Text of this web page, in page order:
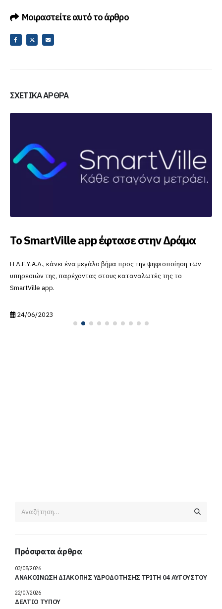
Μοιραστείτε αυτό το άρθρο
ΣΧΕΤΙΚΆ ΆΡΘΡΑ
Το SmartVille app έφτασε στην Δράμα
Η Δ.Ε.Υ.Α.Δ., κάνει ένα μεγάλο βήμα προς την ψηφιοποίηση των
υπηρεσιών της, παρέχοντας στους καταναλωτές της το
SmartVille app.
24/06/2023
Πρόσφατα άρθρα
ΑΝΑΚΟΙΝΩΣΗ ΔΙΑΚΟΠΗΣ ΥΔΡΟΔΟΤΗΣΗΣ ΤΡΙΤΗ 04 ΑΥΓΟΥΣΤΟΥ
03/08/2026
ΔΕΛΤΙΟ ΤΥΠΟΥ
22/07/2026